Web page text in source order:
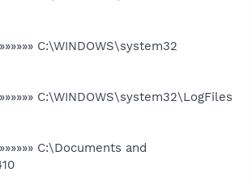
C:\WINDOWS\system32
C:\WINDOWS\system32\LogFiles
C:\Documents and